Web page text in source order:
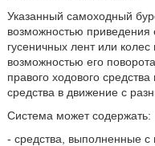
Указанный самоходный
возможностью приведения
гусеничных лент или
возможностью его
правого ходового
средства в движение с
Система может содержать:
- средства, выполненные